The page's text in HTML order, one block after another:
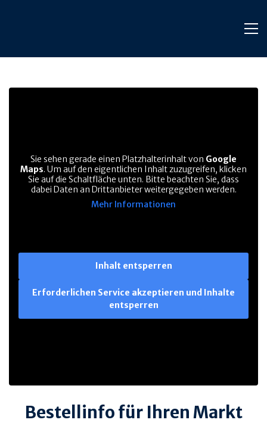
Sie sehen gerade einen Platzhalterinhalt von Google
Maps. Um auf den eigentlichen Inhalt zuzugreifen, klicken
Sie auf die Schaltfläche unten. Bitte beachten Sie, dass
dabei Daten an Drittanbieter weitergegeben werden.
Mehr Informationen
Inhalt entsperren
Erforderlichen Service akzeptieren und Inhalte
entsperren
Bestellinfo für Ihren Markt